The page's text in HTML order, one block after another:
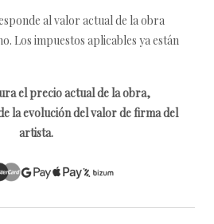
al valor actual de la obra
Los impuestos aplicables ya están
el precio actual de la obra,
la evolución del valor de firma del
artista.